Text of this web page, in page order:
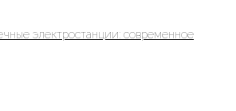
электростанции: современное